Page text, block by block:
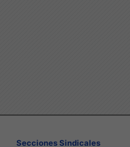
Secciones Sindicales